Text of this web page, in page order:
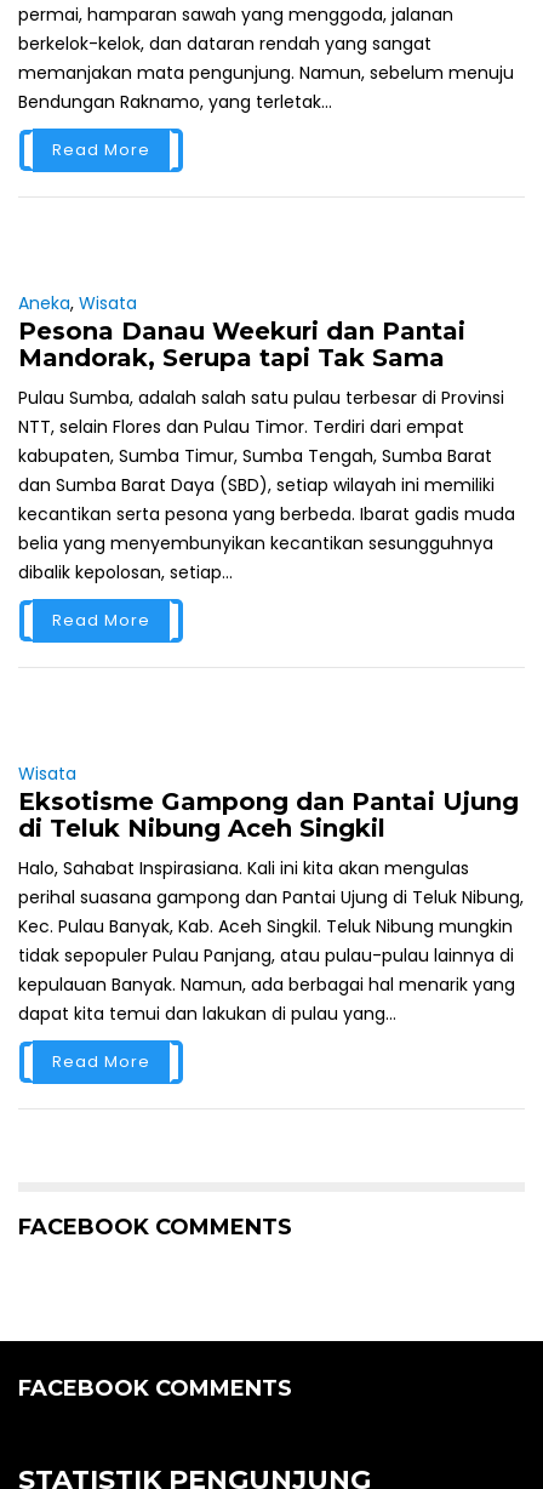
permai, hamparan sawah yang menggoda, jalanan
berkelok-kelok, dan dataran rendah yang sangat
memanjakan mata pengunjung. Namun, sebelum menuju
Bendungan Raknamo, yang terletak...
Read More
Aneka, Wisata
Pesona Danau Weekuri dan Pantai
Mandorak, Serupa tapi Tak Sama
Pulau Sumba, adalah salah satu pulau terbesar di Provinsi
NTT, selain Flores dan Pulau Timor. Terdiri dari empat
kabupaten, Sumba Timur, Sumba Tengah, Sumba Barat
dan Sumba Barat Daya (SBD), setiap wilayah ini memiliki
kecantikan serta pesona yang berbeda. Ibarat gadis muda
belia yang menyembunyikan kecantikan sesungguhnya
dibalik kepolosan, setiap...
Read More
Wisata
Eksotisme Gampong dan Pantai Ujung
di Teluk Nibung Aceh Singkil
Halo, Sahabat Inspirasiana. Kali ini kita akan mengulas
perihal suasana gampong dan Pantai Ujung di Teluk Nibung,
Kec. Pulau Banyak, Kab. Aceh Singkil. Teluk Nibung mungkin
tidak sepopuler Pulau Panjang, atau pulau-pulau lainnya di
kepulauan Banyak. Namun, ada berbagai hal menarik yang
dapat kita temui dan lakukan di pulau yang...
Read More
FACEBOOK COMMENTS
FACEBOOK COMMENTS
STATISTIK PENGUNJUNG